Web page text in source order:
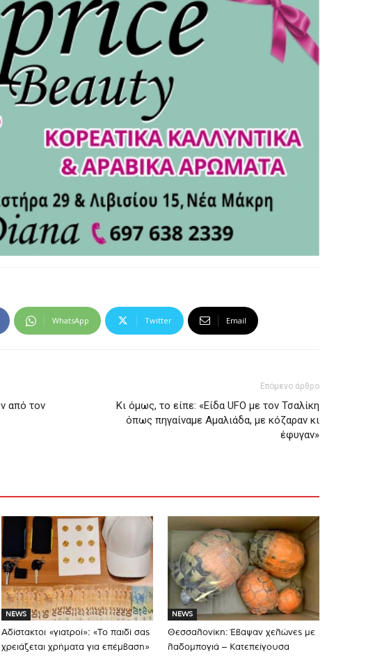
WhatsApp Twitter Email
από τον
Επόμενο άρθρο
Κι όμως, το είπε: «Είδα UFO με τον Τσαλίκη
όπως πηγαίναμε Αμαλιάδα, με κόζαραν κι
έφυγαν»
NEWS
Αδίστακτοι «γιατροί»: «Το παιδί σας
χρειάζεται χρήματα για επέμβαση»
NEWS
Θεσσαλονίκη: Έβαψαν χελώνες με
λαδομπογιά – Κατεπείγουσα